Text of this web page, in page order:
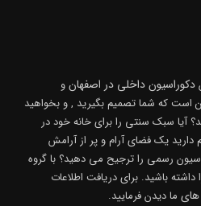
دکوراسیون داخلی در اصفهانو
است که شما تصمیم بگیرید , و بخواهید
آیا سبک سنتی را برای خانه خود در
دارید یک فضای آرام و پر از آرامش
رسمی را ترجیح می دهید؟ با گروه
باشید. برای دریافت اطلاعات
ما دیدن فرمایید.